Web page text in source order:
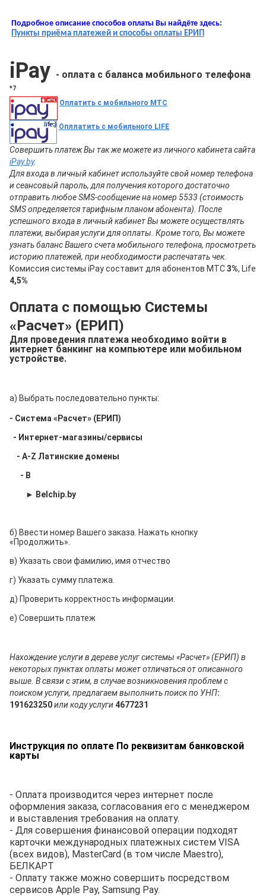
Подробное описание способов оплаты Вы найдёте здесь:
Пункты приёма платежей и способы оплаты ЕРИП
iPay - оплата с баланса мобильного телефона
*7
Оплатить с мобильного МТС
Опллатить с мобильного LIFE
Совершить платеж Вы так же можете из личного кабинета сайта
iPay.by.
Для входа в личный кабинет используйте свой номер телефона
и сеансовый пароль, для получения которого достаточно
отправить любое SMS-сообщение на номер 5533 (стоимость
SMS определяется тарифным планом абонента). После
успешного входа в личный кабинет Вы можете осуществлять
платежи, выбирая услуги для оплаты. Кроме того, Вы можете
узнать баланс Вашего счета мобильного телефона, просмотреть
историю платежей, при необходимости распечатать чек.
Комиссия системы iPay составит для абонентов МТС3%, Life
4,5%
Оплата с помощью Системы
«Расчет» (ЕРИП)
Для проведения платежа необходимо войти в
интернет банкинг на компьютере или мобильном
устройстве.
a) Выбрать последовательно пункты:
- Система «Расчет» (ЕРИП)
- Интернет-магазины/сервисы
- A-Z Латинские домены
- B
► Belchip.by
б) Ввести номер Вашего заказа. Нажать кнопку
«Продолжить».
в) Указать свои фамилию, имя отчество
г) Указать сумму платежа.
д) Проверить корректность информации.
е) Совершить платеж
Нахождение услуги в дереве услуг системы «Расчет» (ЕРИП) в
некоторых пунктах оплаты может отличаться от описанного
выше. В связи с этим, в случае возникновения проблем с
поиском услуги, предлагаем выполнить поиск по УНП:
191623250или коду услуги4677231
Инструкция по оплате По реквизитам банковской
карты
- Оплата производится через интернет после
оформления заказа, согласования его с менеджером
и выставления требования на оплату.
- Для совершения финансовой операции подходят
карточки международных платежных систем VISA
(всех видов), MasterCard (в том числе Maestro),
БЕЛКАРТ
- Оплату также можно совершить посредством
сервисов Apple Pay, Samsung Pay.